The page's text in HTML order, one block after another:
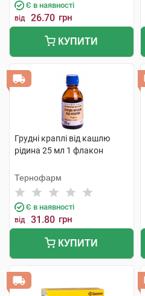
Є в наявності
від 26.70 грн
КУПИТИ
Грудні краплі від кашлю
рідина 25 мл 1 флакон
Тернофарм
Є в наявності
від 31.80 грн
КУПИТИ